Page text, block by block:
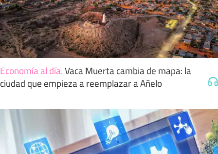
Economía al día.Vaca Muerta cambia de mapa: la
ciudad que empieza a reemplazar a Añelo